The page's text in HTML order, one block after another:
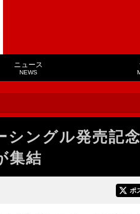
ニュース
NEWS
シングル発売記
集結
ポ